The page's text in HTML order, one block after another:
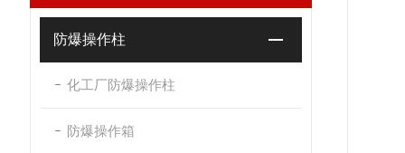
防爆操作柱
化工厂防爆操作柱
防爆操作箱